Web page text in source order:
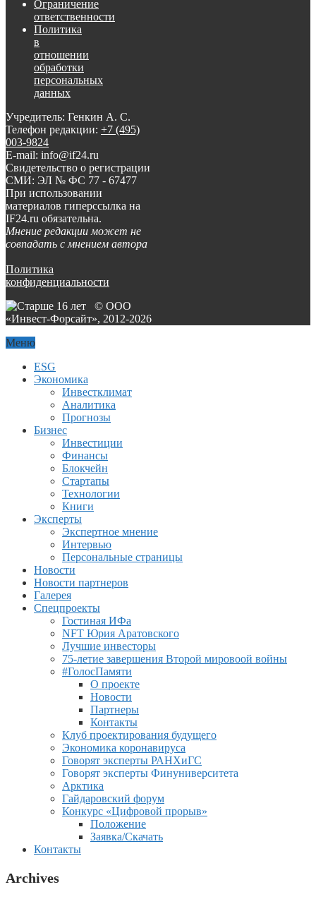
Ограничение
ответственности
Политика
в
отношении
обработки
персональных
данных
Учредитель: Генкин А. С.
Телефон редакции: +7 (495)
003-9824
E-mail: info@if24.ru
Свидетельство о регистрации
СМИ: ЭЛ № ФС 77 - 67477
При использовании
материалов гиперссылка на
IF24.ru обязательна.
Мнение редакции может не
совпадать с мнением автора
Политика
конфиденциальности
© ООО
«Инвест-Форсайт», 2012-2026
Меню
ESG
Экономика
Инвестклимат
Аналитика
Прогнозы
Бизнес
Инвестиции
Финансы
Блокчейн
Стартапы
Технологии
Книги
Эксперты
Экспертное мнение
Интервью
Персональные страницы
Новости
Новости партнеров
Галерея
Спецпроекты
Гостиная ИФа
NFT Юрия Аратовского
Лучшие инвесторы
75-летие завершения Второй мировоой войны
#ГолосПамяти
О проекте
Новости
Партнеры
Контакты
Клуб проектирования будущего
Экономика коронавируса
Говорят эксперты РАНХиГС
Говорят эксперты Финуниверситета
Арктика
Гайдаровский форум
Конкурс «Цифровой прорыв»
Положение
Заявка/Скачать
Контакты
Archives